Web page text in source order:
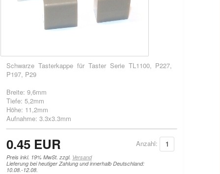
Schwarze Tasterkappe für Taster Serie TL1100, P227,
P197, P29
Breite: 9,6mm
Tiefe: 5,2mm
Höhe: 11,2mm
Aufnahme: 3.3x3.3mm
Anzahl:
0.45 EUR
Preis inkl. 19% MwSt. zzgl. Versand
Lieferung bei heutiger Zahlung und innerhalb Deutschland:
10.08.-12.08.